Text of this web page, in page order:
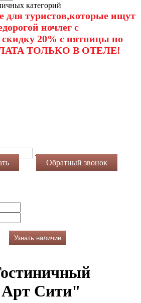
категорий
для туристов,которые ищут
ночлег с
20% с пятницы по
ТОЛЬКО В ОТЕЛЕ!
Обратный звонок
Узнать наличие
Сити"